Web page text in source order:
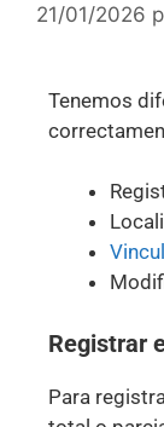
21/01/2026
Tenemos
Registrar
Para